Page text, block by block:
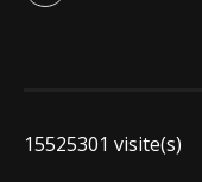
15525301 visite(s)